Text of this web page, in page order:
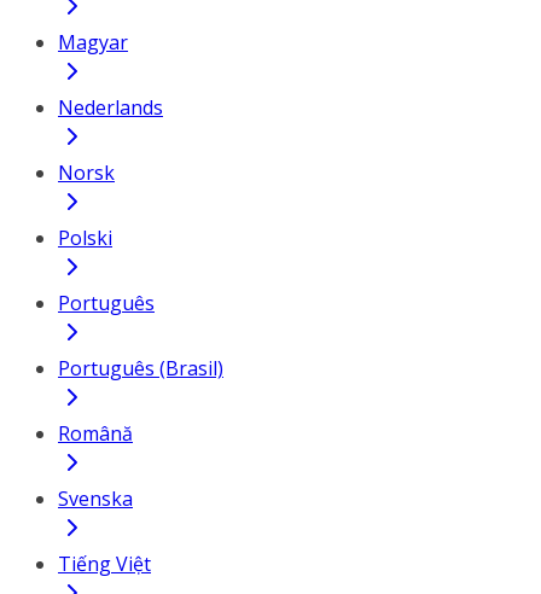
Magyar
Nederlands
Norsk
Polski
Português
Português (Brasil)
Română
Svenska
Tiếng Việt